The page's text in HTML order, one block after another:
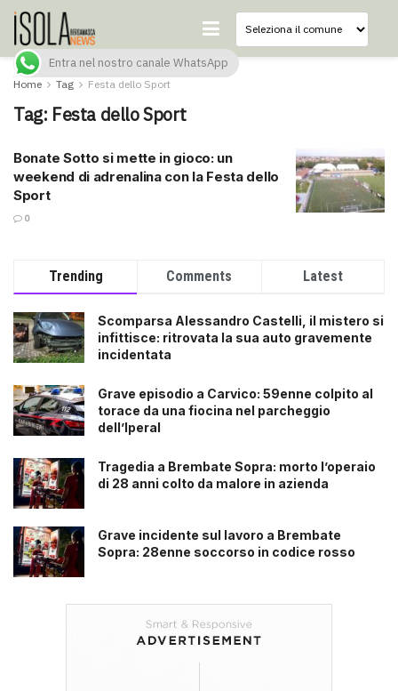
Home Tag Festa dello Sport
Tag: Festa dello Sport
Bonate Sotto si mette in gioco: un
weekend di adrenalina con la Festa dello
Sport
0
Trending Comments Latest
Scomparsa Alessandro Castelli, il mistero si
infittisce: ritrovata la sua auto gravemente
incidentata
Grave episodio a Carvico: 59enne colpito al
torace da una fiocina nel parcheggio
dell’Iperal
Tragedia a Brembate Sopra: morto l’operaio
di 28 anni colto da malore in azienda
Grave incidente sul lavoro a Brembate
Sopra: 28enne soccorso in codice rosso
Entra nel nostro canale WhatsApp